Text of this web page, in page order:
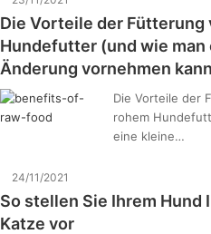
Die Vorteile der Fütterung
Hundefutter (und wie man
Änderung vornehmen
Die Vorteile der
rohem
eine kleine…
24/11/2021
So stellen Sie Ihrem Hund
Katze vor